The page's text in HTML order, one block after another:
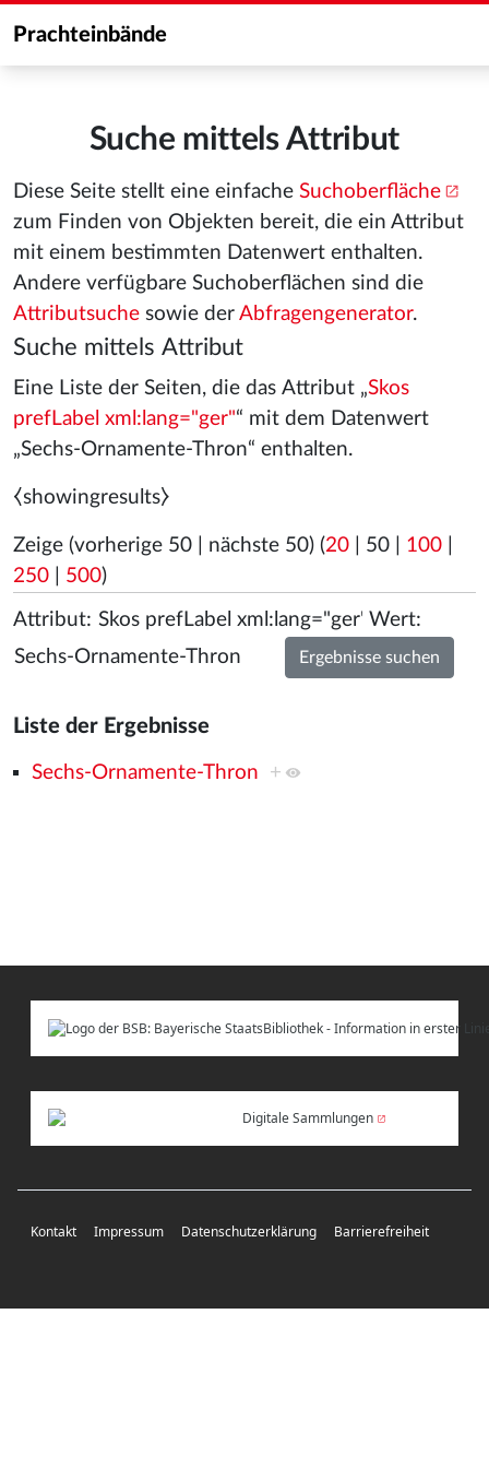
Prachteinbände
Suche mittels Attribut
Diese Seite stellt eine einfache Suchoberfläche
zum Finden von Objekten bereit, die ein Attribut
mit einem bestimmten Datenwert enthalten.
Andere verfügbare Suchoberflächen sind die
Attributsuche sowie der Abfragengenerator.
Suche mittels Attribut
Eine Liste der Seiten, die das Attribut „Skos
prefLabel xml:lang="ger"“ mit dem Datenwert
„Sechs-Ornamente-Thron“ enthalten.
⧼showingresults⧽
Zeige (vorherige 50 nächste 50) (20 50 100
250
500)
Attribut: Wert:
Liste der Ergebnisse
Sechs-Ornamente-Thron +
Digitale Sammlungen
Kontakt Impressum Datenschutzerklärung Barrierefreiheit